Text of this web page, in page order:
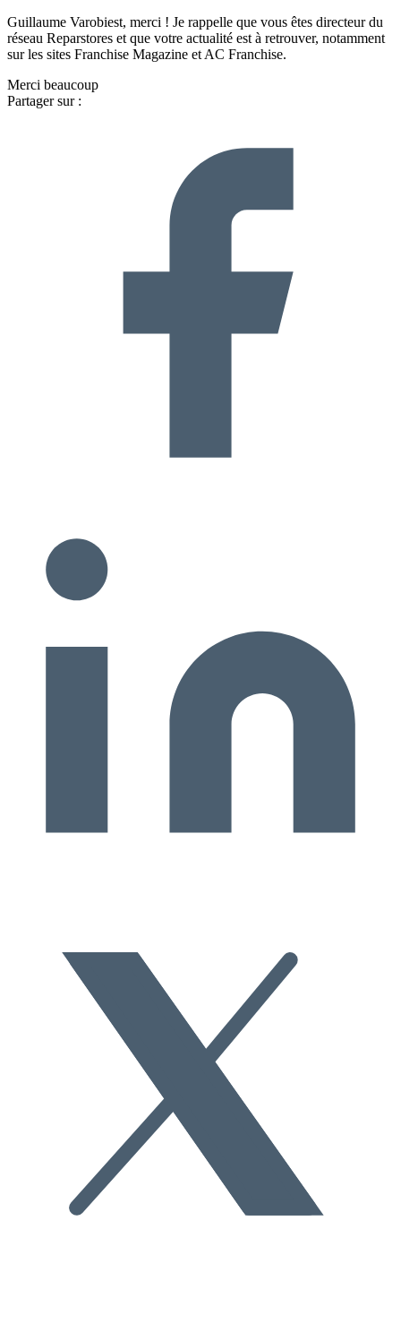
Guillaume Varobiest, merci ! Je rappelle que vous êtes directeur du
réseau Reparstores et que votre actualité est à retrouver, notamment
sur les sites Franchise Magazine et AC Franchise.
Merci beaucoup
Partager sur :